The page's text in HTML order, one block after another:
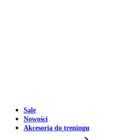
Sale
Nowości
Akcesoria do treningu